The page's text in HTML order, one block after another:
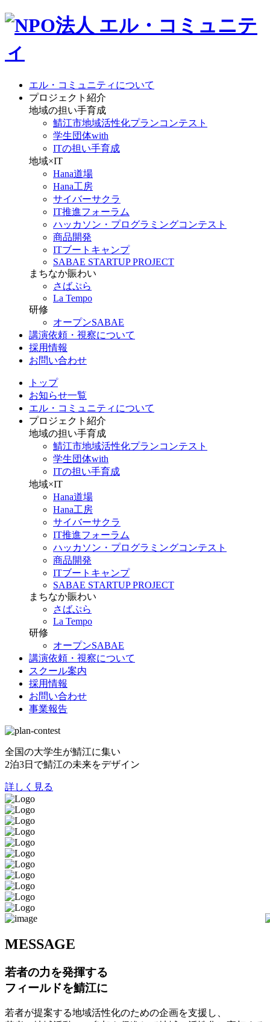
エル・コミュニティについて
プロジェクト紹介
地域の担い手育成
鯖江市地域活性化プランコンテスト
学生団体with
ITの担い手育成
地域×IT
Hana道場
Hana工房
サイバーサクラ
IT推進フォーラム
ハッカソン・プログラミングコンテスト
商品開発
ITブートキャンプ
SABAE STARTUP PROJECT
まちなか賑わい
さばぷら
La Tempo
研修
オープンSABAE
講演依頼・視察について
採用情報
お問い合わせ
トップ
お知らせ一覧
エル・コミュニティについて
プロジェクト紹介
地域の担い手育成
鯖江市地域活性化プランコンテスト
学生団体with
ITの担い手育成
地域×IT
Hana道場
Hana工房
サイバーサクラ
IT推進フォーラム
ハッカソン・プログラミングコンテスト
商品開発
ITブートキャンプ
SABAE STARTUP PROJECT
まちなか賑わい
さばぷら
La Tempo
研修
オープンSABAE
講演依頼・視察について
スクール案内
採用情報
お問い合わせ
事業報告
全国の大学生が鯖江に集い
2泊3日で鯖江の未来をデザイン
詳しく見る
MESSAGE
若者の力を発揮する
フィールドを鯖江に
若者が提案する地域活性化のための企画を支援し、